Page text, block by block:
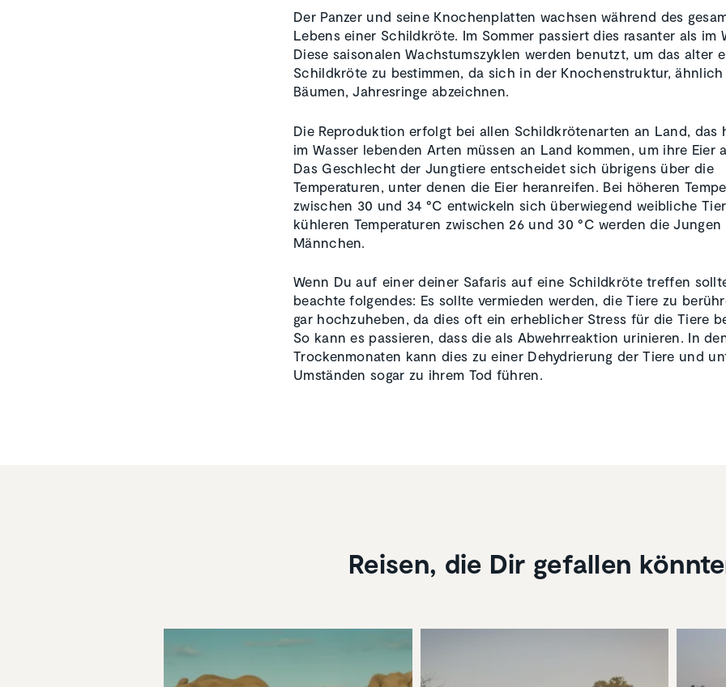
Der Panzer und seine Knochenplatten wachsen während des
Lebens einer Schildkröte. Im Sommer passiert dies rasanter als im
Diese saisonalen Wachstumszyklen werden benutzt, um das alter
Schildkröte zu bestimmen, da sich in der Knochenstruktur,
Bäumen, Jahresringe abzeichnen.
Die Reproduktion erfolgt bei allen Schildkrötenarten an Land, das
im Wasser lebenden Arten müssen an Land kommen, um ihre Eier
Das Geschlecht der Jungtiere entscheidet sich übrigens über die
Temperaturen, unter denen die Eier heranreifen. Bei höheren
zwischen 30 und 34 °C entwickeln sich überwiegend weibliche
kühleren Temperaturen zwischen 26 und 30 °C werden die Jungen
Männchen.
Wenn Du auf einer deiner Safaris auf eine Schildkröte treffen
beachte folgendes: Es sollte vermieden werden, die Tiere zu
gar hochzuheben, da dies oft ein erheblicher Stress für die Tiere
So kann es passieren, dass die als Abwehrreaktion urinieren. In
Trockenmonaten kann dies zu einer Dehydrierung der Tiere und
Umständen sogar zu ihrem Tod führen.
Reisen, die Dir gefallen